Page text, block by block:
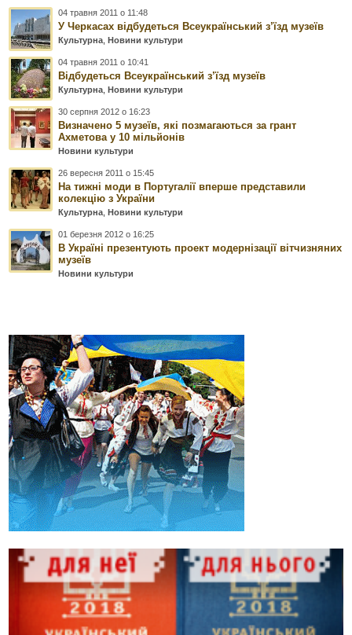
04 травня 2011 о 11:48
У Черкасах відбудеться Всеукраїнський з’їзд музеїв
Культурна, Новини культури
04 травня 2011 о 10:41
Відбудеться Всеукраїнський з’їзд музеїв
Культурна, Новини культури
30 серпня 2012 о 16:23
Визначено 5 музеїв, які позмагаються за грант
Ахметова у 10 мільйонів
Новини культури
26 вересня 2011 о 15:45
На тижні моди в Португалії вперше представили
колекцію з України
Культурна, Новини культури
01 березня 2012 о 16:25
В Україні презентують проект модернізації вітчизняних
музеїв
Новини культури